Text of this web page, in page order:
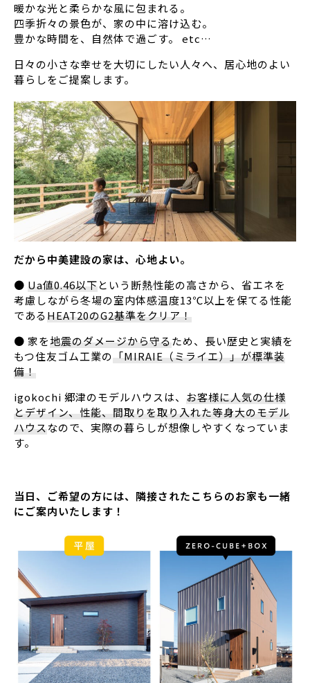
暖かな光と柔らかな風に包まれる。
四季折々の景色が、家の中に溶け込む。
豊かな時間を、自然体で過ごす。 etc…
日々の小さな幸せを大切にしたい人々へ、居心地のよい
暮らしをご提案します。
だから中美建設の家は、心地よい。
● Ua値0.46以下という断熱性能の高さから、省エネを
考慮しながら冬場の室内体感温度13℃以上を保てる性能
であるHEAT20のG2基準をクリア！
● 家を地震のダメージから守るため、長い歴史と実績を
もつ住友ゴム工業の 「MIRAIE（ミライエ）」が標準装
備！
igokochi 郷津のモデルハウスは、 お客様に人気の仕様
とデザイン、性能、間取りを取り入れた等身大のモデル
ハウスなので、実際の暮らしが想像しやすくなっていま
す。
当日、ご希望の方には、隣接されたこちらのお家も一緒
にご案内いたします！